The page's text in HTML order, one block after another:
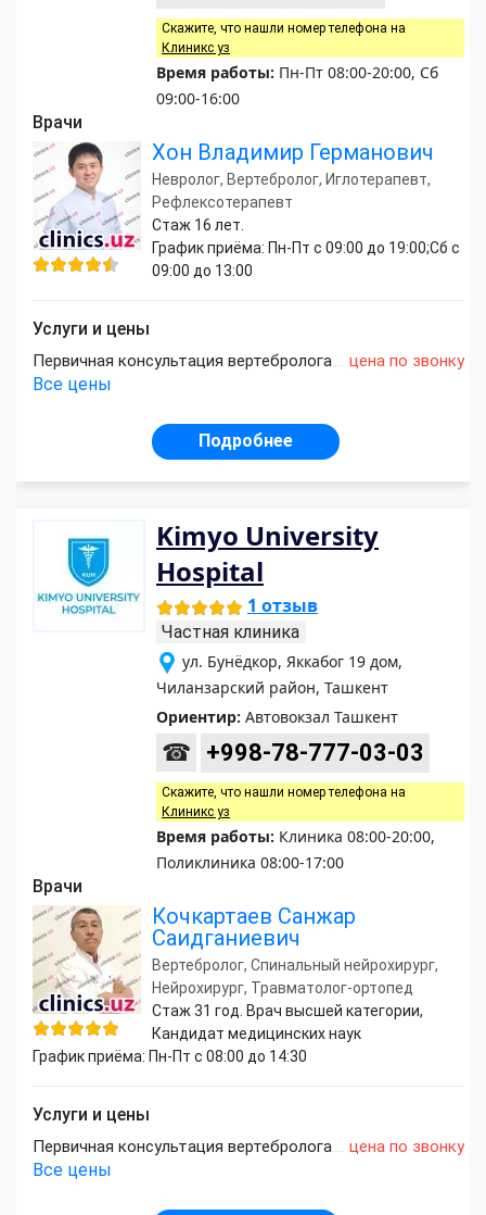
Скажите, что нашли номер телефона на
Клиникс уз
Время работы: Пн-Пт 08:00-20:00, Сб
09:00-16:00
Врачи
Хон Владимир Германович
Невролог, Вертебролог, Иглотерапевт,
Рефлексотерапевт
Стаж 16 лет.
График приёма: Пн-Пт с 09:00 до 19:00;Сб с
09:00 до 13:00
Услуги и цены
Первичная консультация вертебролога цена по звонку
Все цены
Подробнее
Kimyo University
Hospital
1 отзыв
Частная клиника
ул. Бунёдкор, Яккабог 19 дом,
Чиланзарский район, Ташкент
Ориентир: Автовокзал Ташкент
☎ +998-78-777-03-03
Скажите, что нашли номер телефона на
Клиникс уз
Время работы: Клиника 08:00-20:00,
Поликлиника 08:00-17:00
Врачи
Кочкартаев Санжар
Саидганиевич
Вертебролог, Спинальный нейрохирург,
Нейрохирург, Травматолог-ортопед
Стаж 31 год. Врач высшей категории,
Кандидат медицинских наук
График приёма: Пн-Пт с 08:00 до 14:30
Услуги и цены
Первичная консультация вертебролога цена по звонку
Все цены